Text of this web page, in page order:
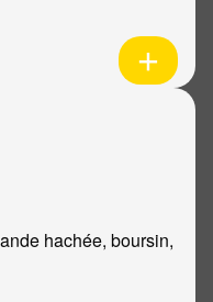
hachée, boursin,